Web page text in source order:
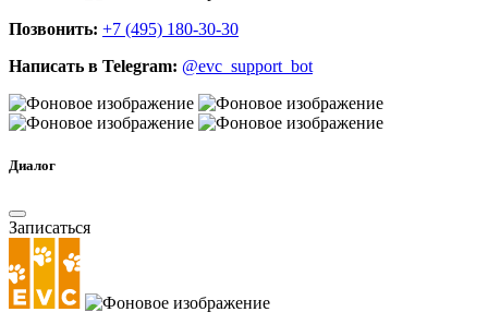
Позвонить: +7 (495) 180-30-30
Написать в Telegram: @evc_support_bot
Диалог
Записаться